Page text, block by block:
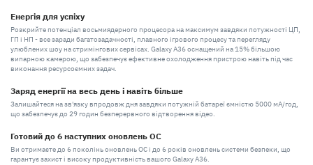
Енергія для успіху
Розкрийте потенціал восьмиядерного процесора на максимум завдяки потужності ЦП,
ГП і НП - все заради багатозадачності, плавного ігрового процесу та перегляду
улюблених шоу на стримінгових сервісах. Galaxy A36 оснащений на 15% більшою
випарною камерою, що забезпечує ефективне охолодження пристрою навіть під час
виконання ресурсоємних задач.
Заряд енергії на весь день і навіть більше
Залишайтеся на зв'язку впродовж дня завдяки потужній батареї ємністю 5000 мА/год,
що забезпечує до 29 годин безперервного відтворення відео.
Готовий до 6 наступних оновлень ОС
Ви отримаєте до 6 поколінь оновлень ОС і до 6 років оновлень системи безпеки, що
гарантує захист і високу продуктивність вашого Galaxy A36.